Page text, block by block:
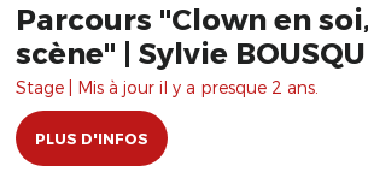
Parcours "Clown en
scène" | Sylvie
Stage | Mis à jour il y a presque 2 ans.
PLUS D'INFOS